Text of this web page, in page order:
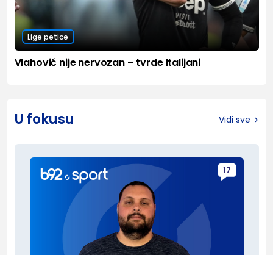
Lige petice
Vlahović nije nervozan – tvrde Italijani
U fokusu Vidi sve
17